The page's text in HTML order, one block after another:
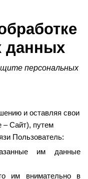
данных
персональных
и оставляя свои
– Сайт), путем
Пользователь:
им данные
им внимательно в